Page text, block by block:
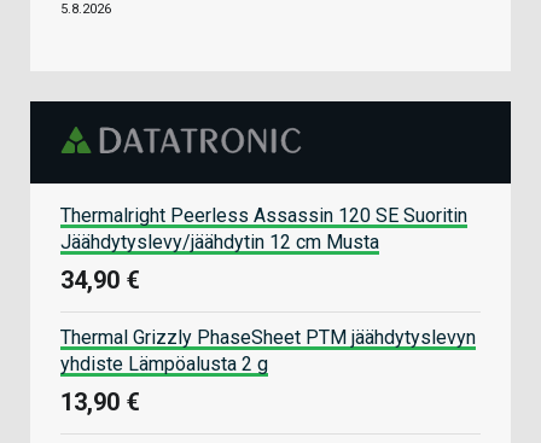
5.8.2026
Thermalright Peerless Assassin 120 SE Suoritin
Jäähdytyslevy/jäähdytin 12 cm Musta
34,90 €
Thermal Grizzly PhaseSheet PTM jäähdytyslevyn
yhdiste Lämpöalusta 2 g
13,90 €